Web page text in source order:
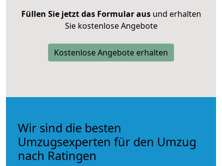
Füllen Sie jetzt das Formular ausund erhalten
Sie kostenlose Angebote
Kostenlose Angebote erhalten
Wir sind die besten
Umzugsexperten für den Umzug
nach Ratingen